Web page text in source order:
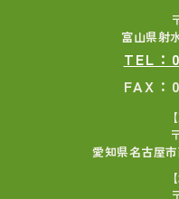
富山県射
TEL：
FAX
愛知県名古屋